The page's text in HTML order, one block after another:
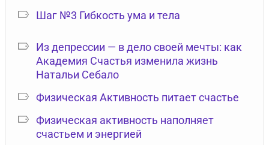
Шаг №3 Гибкость ума и тела
Из депрессии — в дело своей мечты: как
Академия Счастья изменила жизнь
Натальи Себало
Физическая Активность питает счастье
Физическая активность наполняет
счастьем и энергией